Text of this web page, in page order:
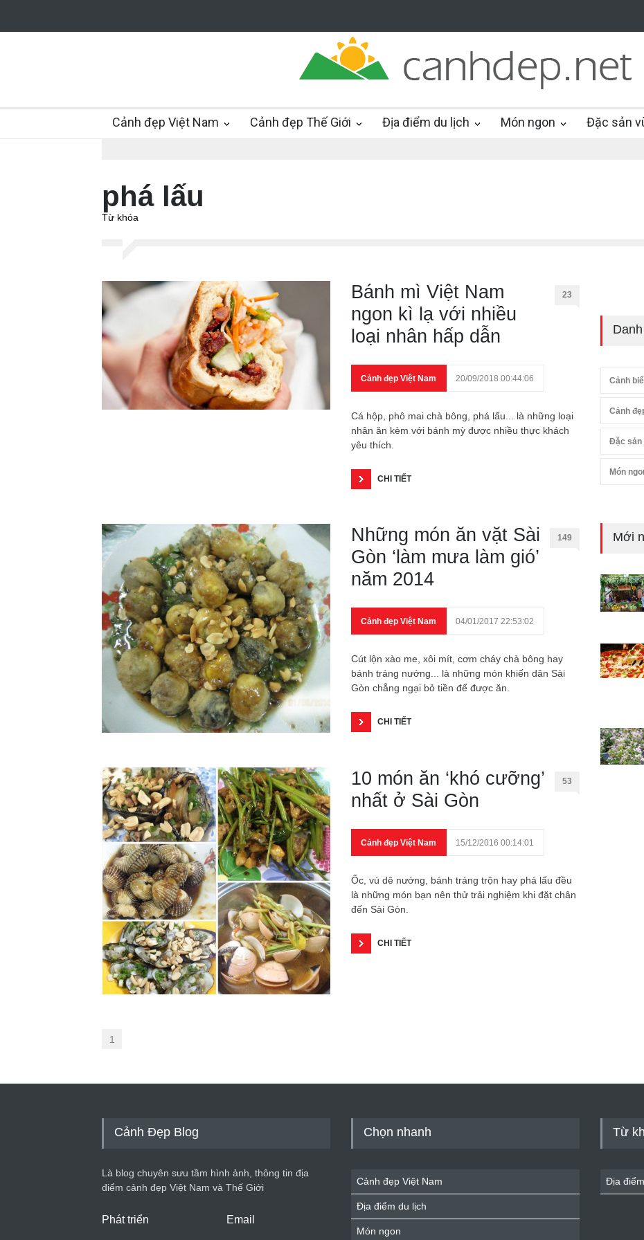
Cảnh đẹp Việt Nam Cảnh đẹp Thế Giới Địa điểm du lịch Món ngon Đặc sản
phá lấu
Từ khóa
Bánh mì Việt Nam
ngon kì lạ với nhiều
loại nhân hấp dẫn
23
Cảnh đẹp Việt Nam 20/09/2018 00:44:06
Cá hộp, phô mai chà bông, phá lấu... là những loại
nhân ăn kèm với bánh mỳ được nhiều thực khách
yêu thích.
CHI TIẾT
Những món ăn vặt Sài
Gòn ‘làm mưa làm gió’
năm 2014
149
Cảnh đẹp Việt Nam 04/01/2017 22:53:02
Cút lộn xào me, xôi mít, cơm cháy chà bông hay
bánh tráng nướng... là những món khiến dân Sài
Gòn chẳng ngại bỏ tiền để được ăn.
CHI TIẾT
10 món ăn ‘khó cưỡng’
nhất ở Sài Gòn
53
Cảnh đẹp Việt Nam 15/12/2016 00:14:01
Ốc, vú dê nướng, bánh tráng trộn hay phá lấu đều
là những món bạn nên thử trải nghiệm khi đặt chân
đến Sài Gòn.
CHI TIẾT
1
Cảnh
Cảnh
Đặc sản
Món
Mới
Cảnh Đẹp Blog
Là blog chuyên sưu tầm hình ảnh, thông tin địa
điểm cảnh đẹp Việt Nam và Thế Giới
Phát triển Email
Chọn nhanh
Cảnh đẹp Việt Nam
Địa điểm du lịch
Món ngon
Từ
Địa